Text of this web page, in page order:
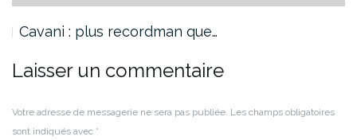
Cavani : plus recordman que…
Laisser un commentaire
Votre adresse de messagerie ne sera pas publiée. Les champs obligatoires
sont indiqués avec *